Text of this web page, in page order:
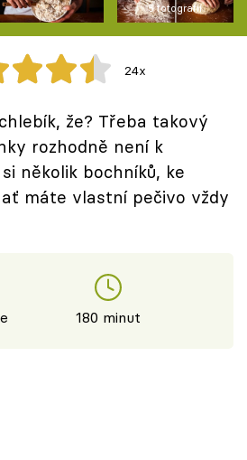
5 fotografií
24x
že? Třeba takový
rozhodně není k
několik bochníků, ke
máte vlastní pečivo vždy
180 minut